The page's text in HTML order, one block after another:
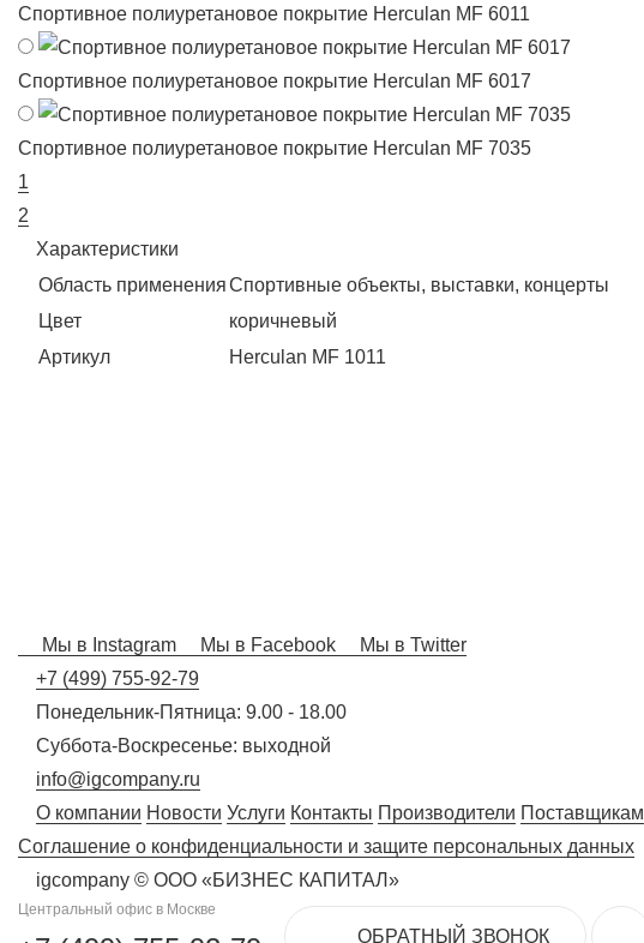
Спортивное полиуретановое покрытие Herculan MF 6011
Спортивное полиуретановое покрытие Herculan MF 6017
Спортивное полиуретановое покрытие Herculan MF 7035
1
2
Характеристики
Область примененияСпортивные объекты, выставки, концерты
Цвет
коричневый
Артикул
Herculan MF 1011
Мы в Instagram Мы в Facebook
Мы в Twitter
+7 (499) 755-92-79
Понедельник-Пятница: 9.00 - 18.00
Суббота-Воскресенье: выходной
info@igcompany.ru
О компании Новости Услуги Контакты Производители Поставщикам
Соглашение о конфиденциальности и защите персональных данных
igcompany © ООО «БИЗНЕС КАПИТАЛ»
Центральный офис в Москве
ОБРАТНЫЙ ЗВОНОК